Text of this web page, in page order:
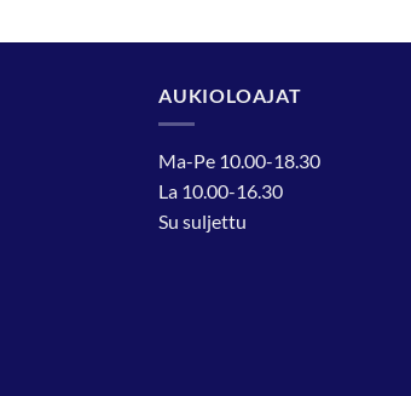
AUKIOLOAJAT
Ma-Pe 10.00-18.30
La 10.00-16.30
Su suljettu